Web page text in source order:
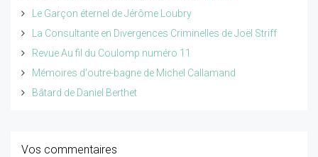
Le Garçon éternel de Jérôme Loubry
La Consultante en Divergences Criminelles de Joël Striff
Revue Au fil du Coulomp numéro 11
Mémoires d'outre-bagne de Michel Callamand
Bâtard de Daniel Berthet
Vos commentaires